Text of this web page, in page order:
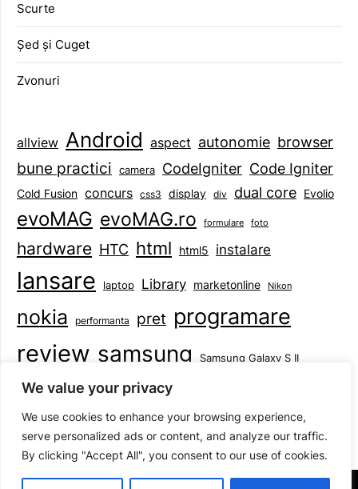
We value your privacy
We use cookies to enhance your browsing experience,
serve personalized ads or content, and analyze our traffic.
By clicking "Accept All", you consent to our use of cookies.
Scurte
Șed și Cuget
Zvonuri
allview Android aspect autonomie browser
bune practici camera CodeIgniter Code Igniter
Cold Fusion concurs css3 display div dual core Evolio
evoMAG evoMAG.ro formulare foto
hardware HTC html html5 instalare
lansare laptop Library marketonline Nikon
nokia performanta pret programare
review samsung Samsung Galaxy S II
smartphone specificatii standarde